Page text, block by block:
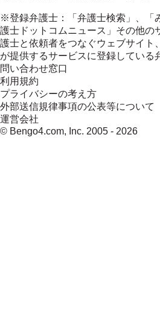
※登録弁護士：「弁護士検索」、「
護士ドットコムニュース」その他の
護士と依頼者をつなぐウェブサイト
が提供するサービスに登録している
問い合わせ窓口
利用規約
プライバシーの考え方
外部送信規律事項の公表等について
運営会社
© Bengo4.com, Inc. 2005 - 2026